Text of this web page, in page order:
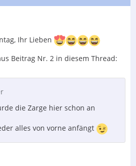
Ihr Lieben
Beitrag Nr. 2 in diesem Thread:
die Zarge hier schon an
alles von vorne anfängt